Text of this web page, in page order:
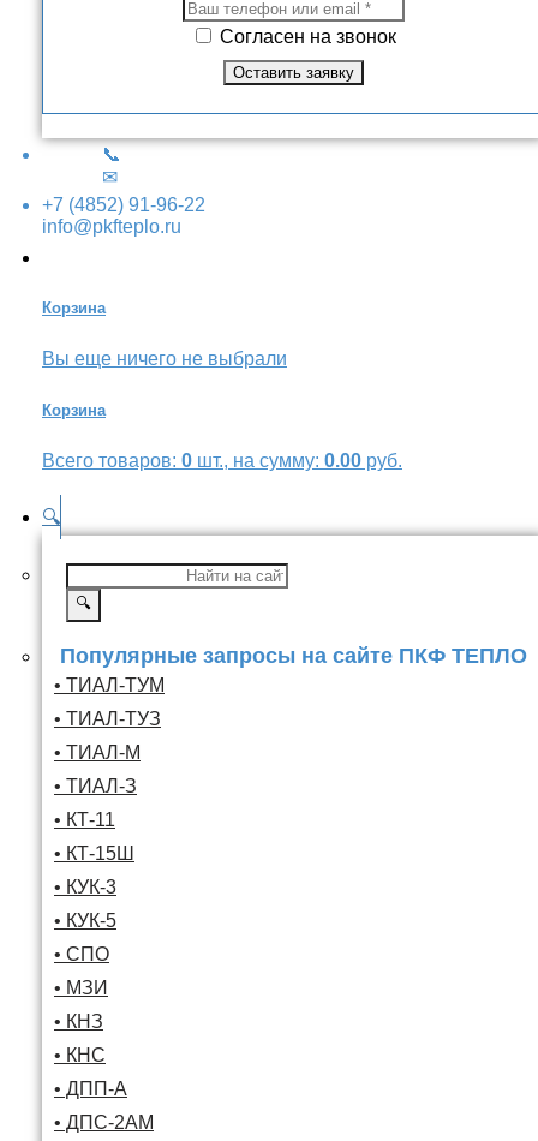
Согласен на звонок
📞
✉
+7 (4852) 91-96-22
info@pkfteplo.ru
Корзина
Вы еще ничего не выбрали
Корзина
Всего товаров: 0 шт., на сумму: 0.00 руб.
🔍
🔍
Популярные запросы на сайте ПКФ ТЕПЛО
• ТИАЛ-ТУМ
• ТИАЛ-ТУЗ
• ТИАЛ-М
• ТИАЛ-З
• КТ-11
• КТ-15Ш
• КУК-3
• КУК-5
• СПО
• МЗИ
• КНЗ
• КНС
• ДПП-А
• ДПС-2АМ